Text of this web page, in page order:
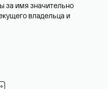
за имя значительно
владельца и